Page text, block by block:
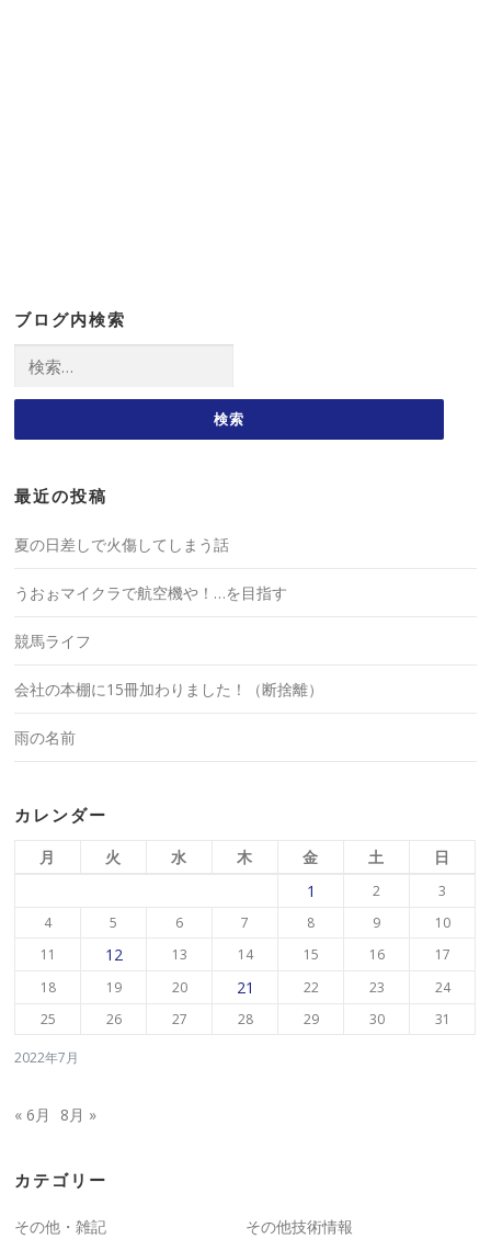
ブログ内検索
索:
最近の投稿
夏の日差しで火傷してしまう話
うおぉマイクラで航空機や！…を目指す
競馬ライフ
会社の本棚に15冊加わりました！（断捨離）
雨の名前
カレンダー
2022年7月
月 火 水 木 金 土
日
1
2
3
4
5 6 7 8 9
10
11
12 13 14 15 16
17
18
19 20 21 22 23
24
25
26 27 28 29 30 31
« 6月 8月 »
カテゴリー
その他・雑記
その他技術情報